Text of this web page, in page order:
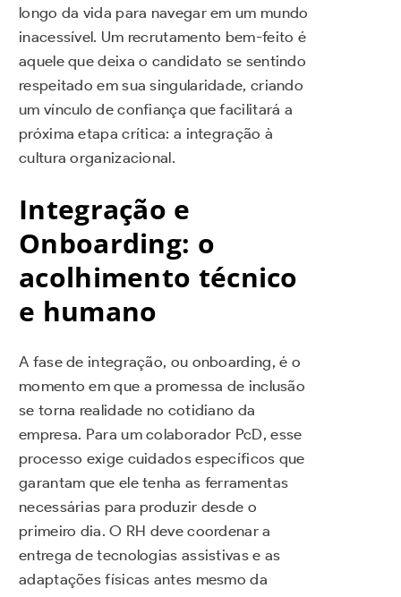
longo da vida para navegar em um mundo
inacessível. Um recrutamento bem-feito é
aquele que deixa o candidato se sentindo
respeitado em sua singularidade, criando
um vínculo de confiança que facilitará a
próxima etapa crítica: a integração à
cultura organizacional.
Integração e
Onboarding: o
acolhimento técnico
e humano
A fase de integração, ou onboarding, é o
momento em que a promessa de inclusão
se torna realidade no cotidiano da
empresa. Para um colaborador PcD, esse
processo exige cuidados específicos que
garantam que ele tenha as ferramentas
necessárias para produzir desde o
primeiro dia. O RH deve coordenar a
entrega de tecnologias assistivas e as
adaptações físicas antes mesmo da